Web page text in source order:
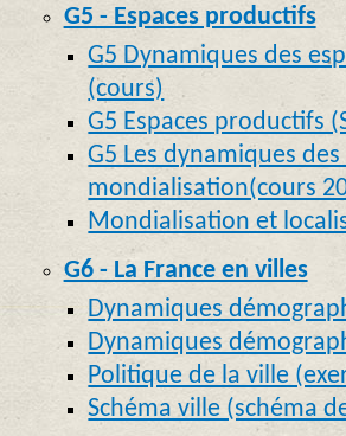
G5 - Espaces productifs
G5 Dynamiques des
(cours)
G5 Espaces productifs
G5 Les dynamiques
mondialisation(cours
Mondialisation et
G6 - La France en villes
Dynamiques
Dynamiques
Politique de la ville
Schéma ville (schéma